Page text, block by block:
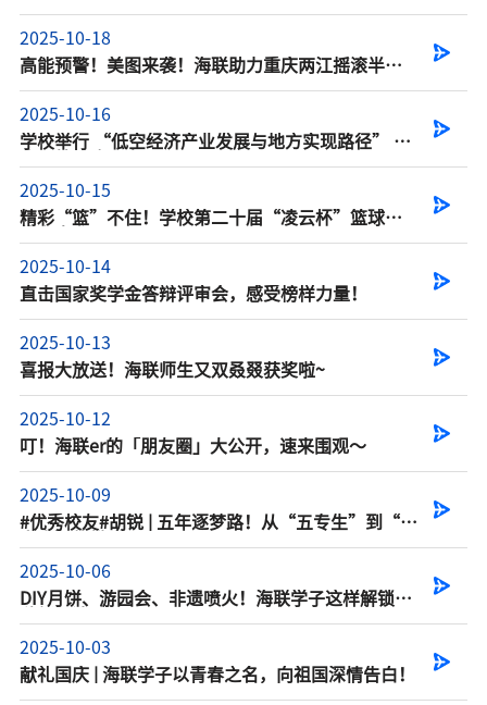
2025-10-18
高能预警！美图来袭！海联助力重庆两江摇滚半程
2025-10-16
学校举行 “低空经济产业发展与地方实现路径” 讲
2025-10-15
精彩“篮”不住！学校第二十届“凌云杯”篮球赛
2025-10-14
直击国家奖学金答辩评审会，感受榜样力量！
2025-10-13
喜报大放送！海联师生又双叒叕获奖啦~
2025-10-12
叮！海联er的「朋友圈」大公开，速来围观～
2025-10-09
#优秀校友#胡锐 | 五年逐梦路！从“五专生”到“研
2025-10-06
DIY月饼、游园会、非遗喷火！海联学子这样解锁中
2025-10-03
献礼国庆 | 海联学子以青春之名，向祖国深情告白！